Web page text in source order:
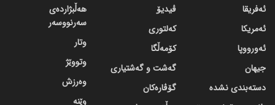
ئەفریقا
ئەمریکا
ئەورووپا
جیهان
دسته‌بندی نشده
ڤیدیۆ
کەلتوری
کۆمەڵگا
گه‌شت و گه‌شتیاری
گۆڤاره‌کان
هەڵبژاردەی
سەرنووسەر
وتار
وتووێژ
وەرزش
وێنە